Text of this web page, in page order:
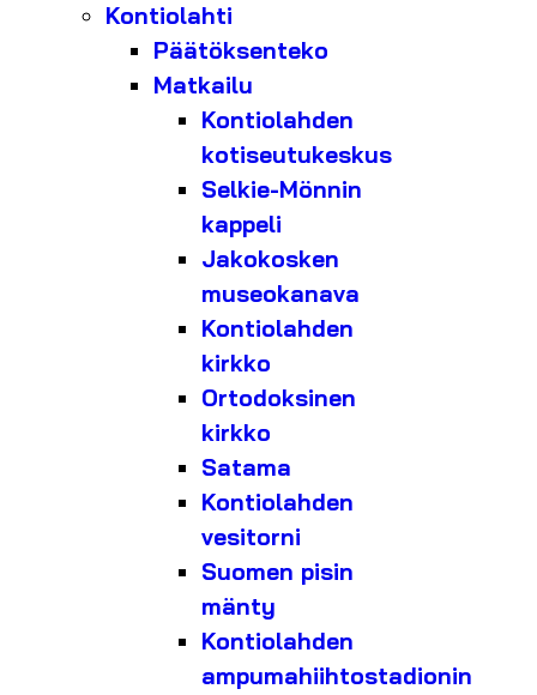
Kontiolahti
Päätöksenteko
Matkailu
Kontiolahden
kotiseutukeskus
Selkie-Mönnin
kappeli
Jakokosken
museokanava
Kontiolahden
kirkko
Ortodoksinen
kirkko
Satama
Kontiolahden
vesitorni
Suomen pisin
mänty
Kontiolahden
ampumahiihtostadionin